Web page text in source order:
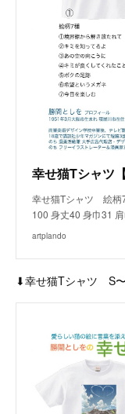
幸せ猫Tシャツ 絵柄
100 身丈40 身巾31
artplando
⬇︎幸せ猫Tシャツ S